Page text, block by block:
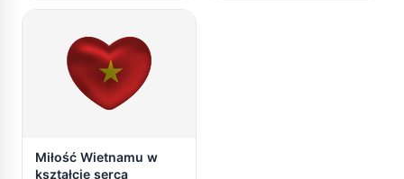
Miłość Wietnamu w
kształcie serca